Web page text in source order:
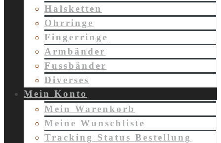
Halsketten
Ohrringe
Fingerringe
Armbänder
Fussbänder
Diverses
Mein Konto
Mein Warenkorb
Meine Wunschliste
Tracking Status Bestellung